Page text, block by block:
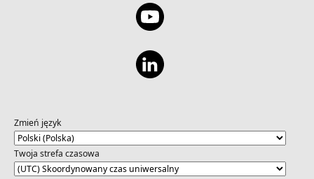
Zmień język
Twoja strefa czasowa